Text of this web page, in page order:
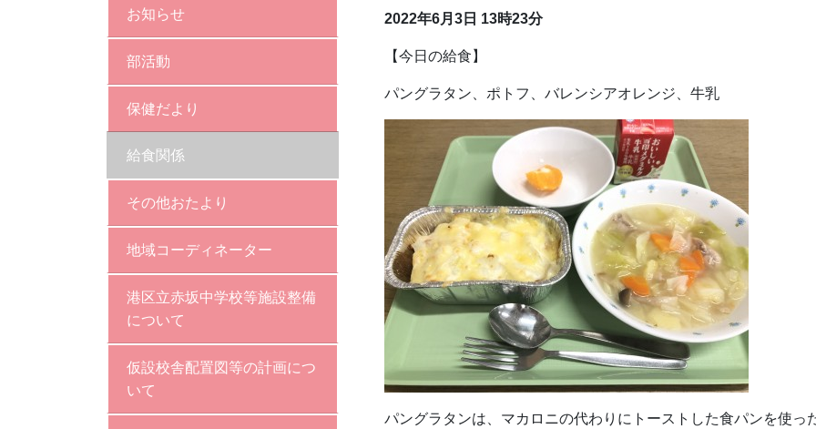
お知らせ
部活動
保健だより
給食関係
その他おたより
地域コーディネーター
港区立赤坂中学校等施設整備
について
仮設校舎配置図等の計画につ
いて
2022年6月3日 13時23分
【今日の給食】
パングラタン、ポトフ、バレンシアオレンジ、牛乳
パングラタンは、マカロニの代わりにトーストした食パンを使っ